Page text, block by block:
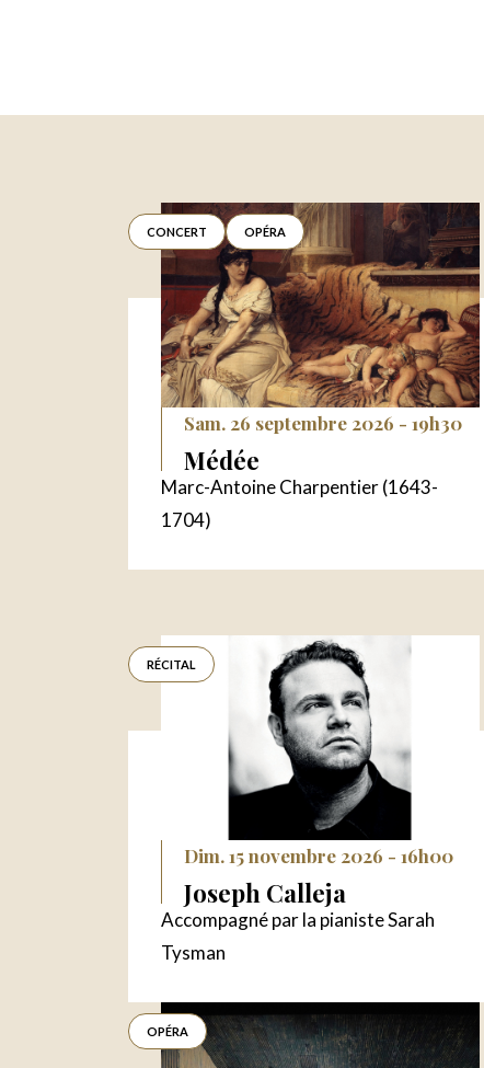
Médée
Sam. 26 septembre 2026 - 19h30
Marc-Antoine Charpentier (1643-
1704)
CONCERT OPÉRA
Joseph Calleja
Dim. 15 novembre 2026 - 16h00
Accompagné par la pianiste Sarah
Tysman
RÉCITAL
OPÉRA